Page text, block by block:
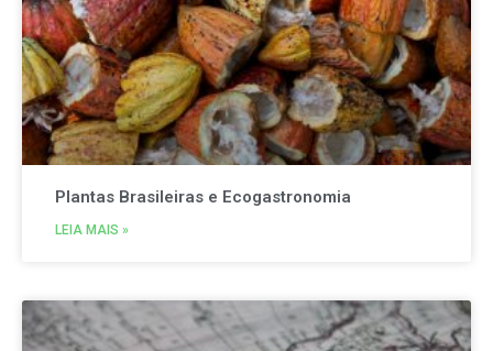
Plantas Brasileiras e Ecogastronomia
LEIA MAIS »